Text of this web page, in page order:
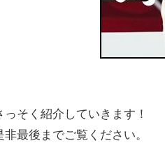
っそく紹介していきます！
非最後までご覧ください。